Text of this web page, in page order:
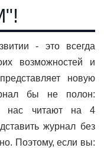
- это всегда
возможностей и
новую
бы не полон:
нас читают на 4
журнал без
Поэтому, если вы: